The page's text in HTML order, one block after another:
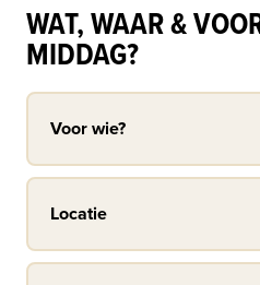
WAT, WAAR &
MIDDAG?
Voor wie?
Locatie